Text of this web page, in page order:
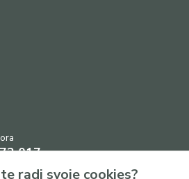
017
So: 9:00 - 12:00)
radi svoje cookies?